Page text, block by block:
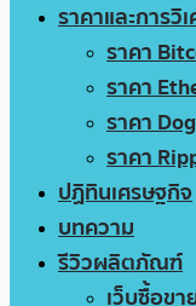
ราคาและการวิ
ราคา
ราคา
ราคา
ราคา
ปฏิทินเศรษฐกิจ
บทความ
รีวิวผลิตภัณฑ์
เว็บซื้อขา